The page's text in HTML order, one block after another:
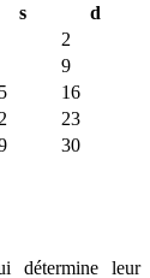
s
d
2
9
16
23
30
détermine leur